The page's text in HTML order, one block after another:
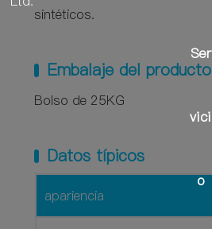
Ser
vici
o
sintéticos.
Embalaje del producto
Bolso de 25KG
Datos típicos
apariencia